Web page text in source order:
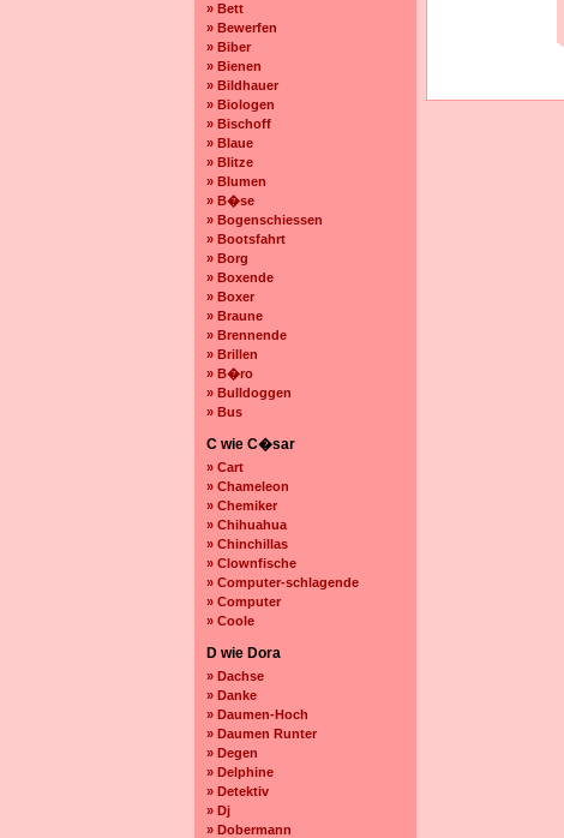
» Bett
» Bewerfen
» Biber
» Bienen
» Bildhauer
» Biologen
» Bischoff
» Blaue
» Blitze
» Blumen
» B�se
» Bogenschiessen
» Bootsfahrt
» Borg
» Boxende
» Boxer
» Braune
» Brennende
» Brillen
» B�ro
» Bulldoggen
» Bus
C wie C�sar
» Cart
» Chameleon
» Chemiker
» Chihuahua
» Chinchillas
» Clownfische
» Computer-schlagende
» Computer
» Coole
D wie Dora
» Dachse
» Danke
» Daumen-Hoch
» Daumen Runter
» Degen
» Delphine
» Detektiv
» Dj
» Dobermann